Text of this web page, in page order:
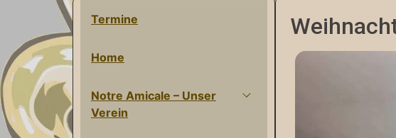
Termine
Home
Notre Amicale – Unser
Verein